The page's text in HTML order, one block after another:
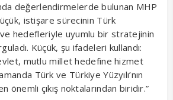
değerlendirmelerde bulunan MHP
istişare sürecinin Türk
hedefleriyle uyumlu bir stratejinin
Küçük, şu ifadeleri kullandı:
mutlu millet hedefine hizmet
Türk ve Türkiye Yüzyılı’nın
önemli çıkış noktalarından biridir.”